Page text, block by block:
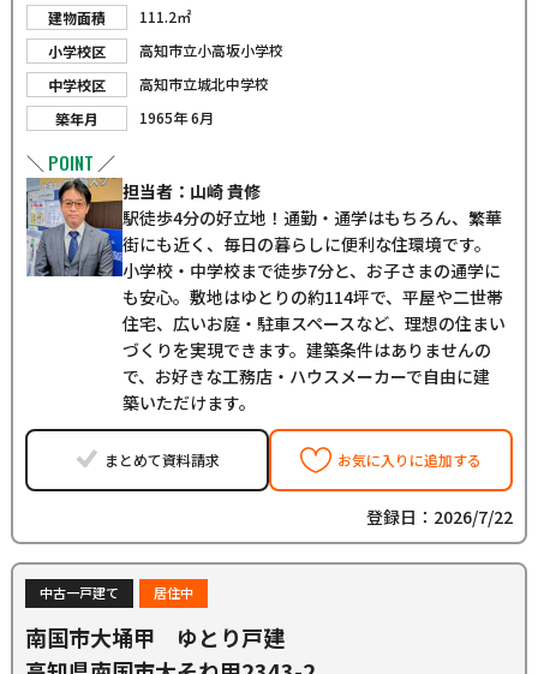
建物面積
111.2㎡
小学校区
高知市立小高坂小学校
中学校区
高知市立城北中学校
築年月
1965年 6月
＼ POINT ／
担当者：山崎 貴修
駅徒歩4分の好立地！通勤・通学はもちろん、繁華
街にも近く、毎日の暮らしに便利な住環境です。
小学校・中学校まで徒歩7分と、お子さまの通学に
も安心。敷地はゆとりの約114坪で、平屋や二世帯
住宅、広いお庭・駐車スペースなど、理想の住まい
づくりを実現できます。建築条件はありませんの
で、お好きな工務店・ハウスメーカーで自由に建
築いただけます。
まとめて資料請求 お気に入りに追加する
登録日：2026/7/22
中古一戸建て 居住中
南国市大埇甲 ゆとり戸建